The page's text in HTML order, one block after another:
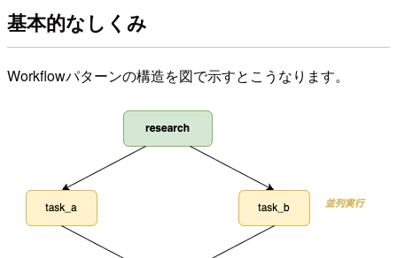
基本的なしくみ
Workflowパターンの構造を図で示すとこうなります。